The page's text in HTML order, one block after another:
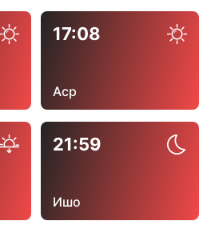
17:08
Аср
21:59
Ишо